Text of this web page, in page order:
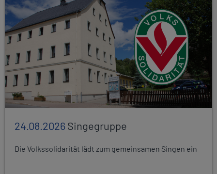
24.08.2026Singegruppe
Die Volkssolidarität lädt zum gemeinsamen Singen ein